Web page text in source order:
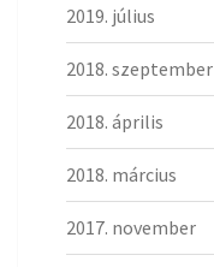
2019. július
2018. szeptember
2018. április
2018. március
2017. november